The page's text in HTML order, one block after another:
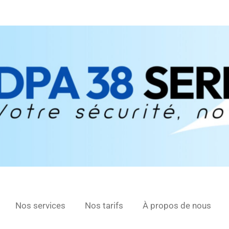
Nos services Nos tarifs À propos de nous